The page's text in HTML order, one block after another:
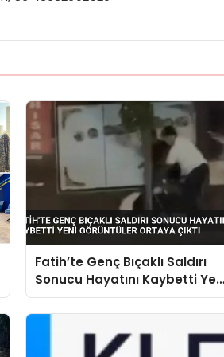
Fatih’te Genç Bıçaklı Saldırı
Sonucu Hayatını Kaybetti
Görüntüler Ortaya Çıktı